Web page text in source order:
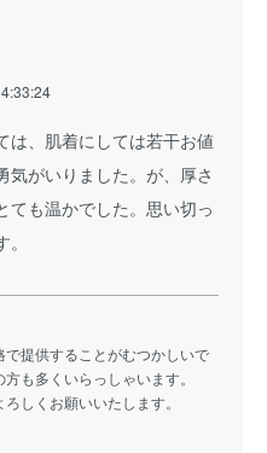
は、肌着にしては若干お値
気がいりました。が、厚さ
ても温かでした。思い切っ
提供することがむつかしいで
も多くいらっしゃいます。
しくお願いいたします。